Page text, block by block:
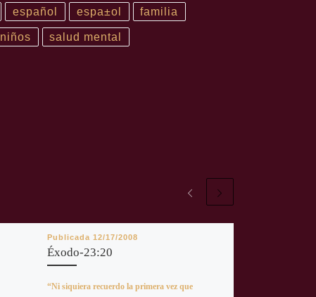
español espa±ol familia
niños salud mental
Publicada 12/17/2008
Éxodo-23:20
“Ni siquiera recuerdo la primera vez que